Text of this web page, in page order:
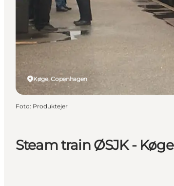
Steam train ØSJK - Køge
Køge, Copenhagen
Foto: Produktejer